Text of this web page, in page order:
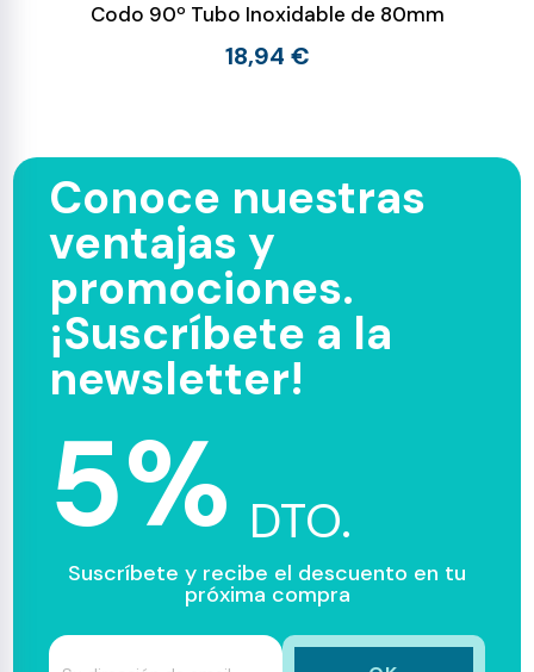
Codo 90º Tubo Inoxidable de 80mm
18,94 €
Conoce nuestras
ventajas y
promociones.
¡Suscríbete a la
newsletter!
5% DTO.
Suscríbete y recibe el descuento en tu
próxima compra